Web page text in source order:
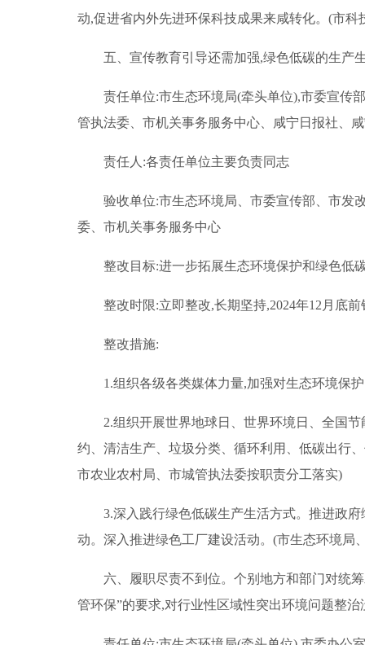
动,促进省内外先进环保科技成果来咸转化。(市科
五、宣传教育引导还需加强,绿色低碳的生产
责任单位:市生态环境局(牵头单位),市委宣传
管执法委、市机关事务服务中心、咸宁日报社、
责任人:各责任单位主要负责同志
验收单位:市生态环境局、市委宣传部、市发
委、市机关事务服务中心
整改目标:进一步拓展生态环境保护和绿色低
整改时限:立即整改,长期坚持,2024年12月底前
整改措施:
1.组织各级各类媒体力量,加强对生态环境保
2.组织开展世界地球日、世界环境日、全国
约、清洁生产、垃圾分类、循环利用、低碳出行
市农业农村局、市城管执法委按职责分工落实)
3.深入践行绿色低碳生产生活方式。推进政
动。深入推进绿色工厂建设活动。(市生态环境局
六、履职尽责不到位。个别地方和部门对统
管环保”的要求,对行业性区域性突出环境问题整